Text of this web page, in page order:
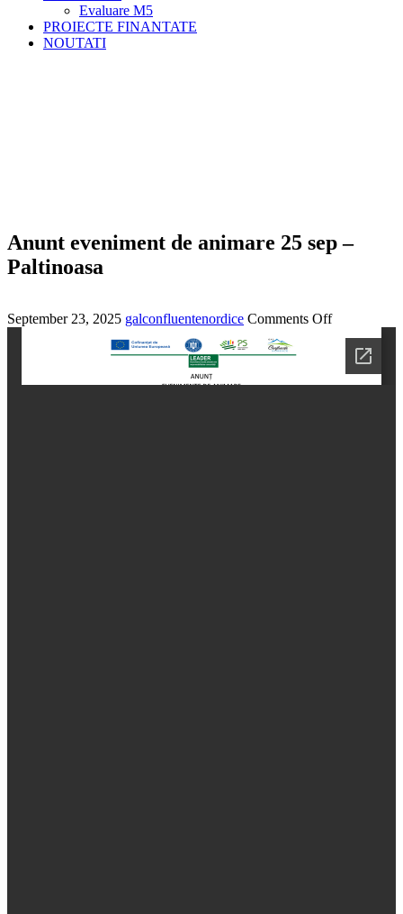
Evaluare M5
PROIECTE FINANTATE
NOUTATI
Anunt eveniment de animare 25 sep –
Paltinoasa
September 23, 2025 galconfluentenordice Comments Off